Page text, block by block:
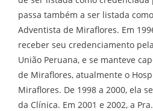
passa também a ser listada
Adventista de Miraflores. Em
receber seu credenciamento
União Peruana, e se manteve
de Miraflores, atualmente o
Miraflores. De 1998 a 2000, ela
da Clínica. Em 2001 e 2002, a